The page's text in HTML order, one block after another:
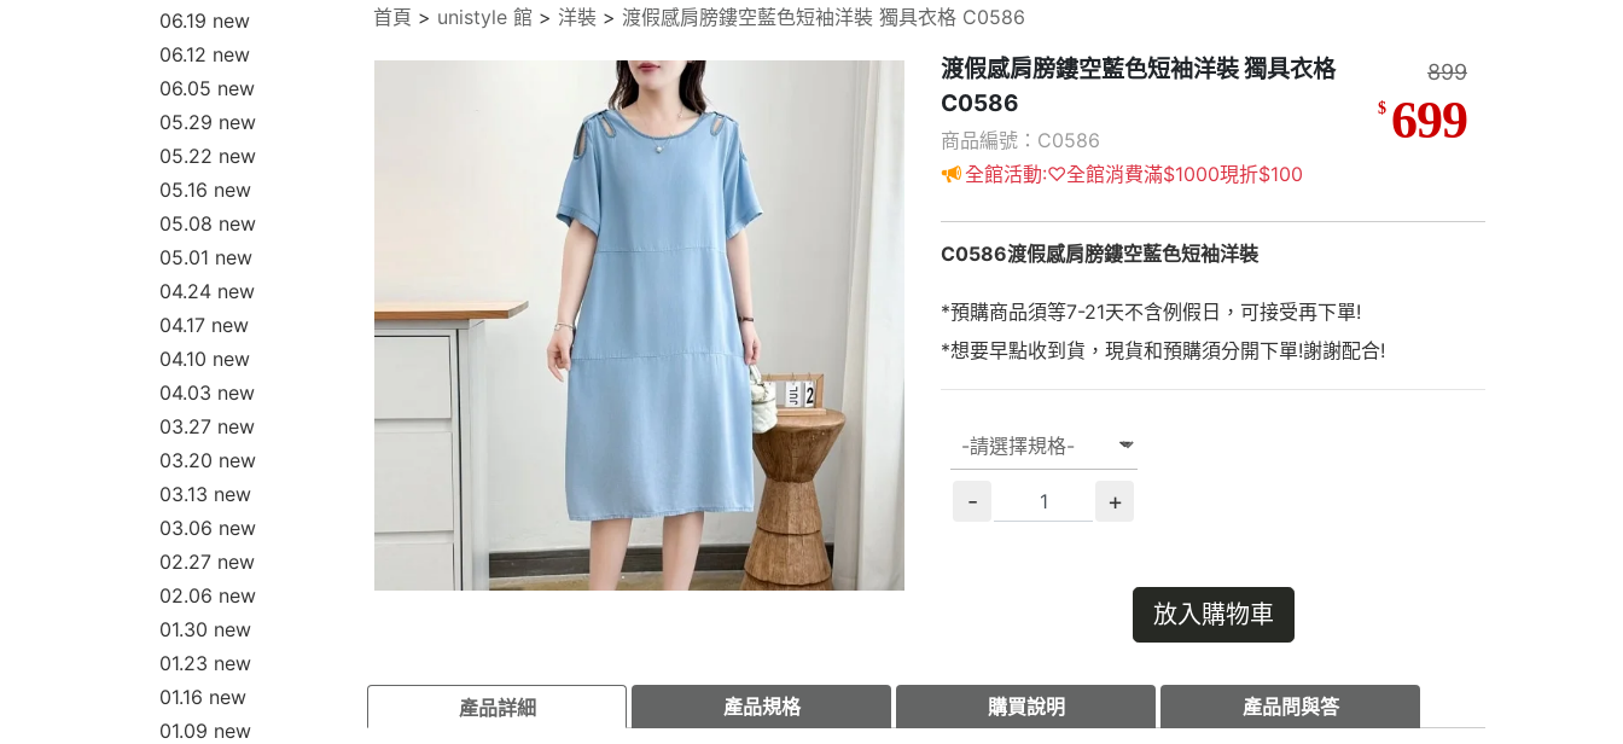
06.19 new
06.12 new
06.05 new
05.29 new
05.22 new
05.16 new
05.08 new
05.01 new
04.24 new
04.17 new
04.10 new
04.03 new
03.27 new
03.20 new
03.13 new
03.06 new
02.27 new
02.06 new
01.30 new
01.23 new
01.16 new
01.09 new
首頁 > unistyle 館 > 洋裝 > 渡假感肩膀鏤空藍色短袖洋裝 獨具衣格 C0586
渡假感肩膀鏤空藍色短袖洋裝 獨具衣格
C0586
商品編號：C0586
全館活動:♡全館消費滿$1000現折$100
899
$ 699
C0586渡假感肩膀鏤空藍色短袖洋裝
*預購商品須等7-21天不含例假日，可接受再下單!
*想要早點收到貨，現貨和預購須分開下單!謝謝配合!
- +
放入購物車
產品詳細 產品規格 購買說明 產品問與答